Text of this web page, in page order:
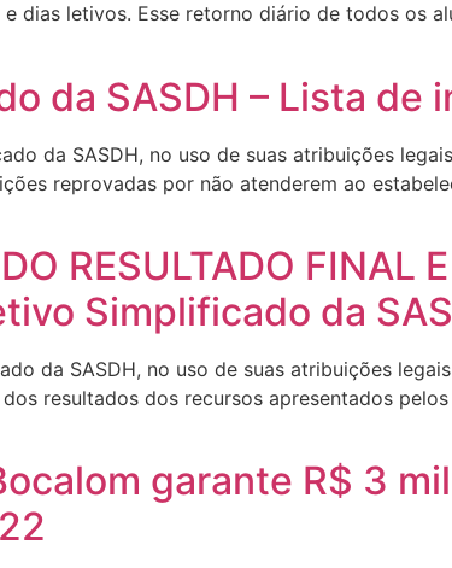
dias letivos. Esse retorno diário de todos os
da SASDH – Lista de
da SASDH, no uso de suas atribuições
reprovadas por não atenderem ao
RESULTADO FINAL
Simplificado da
da SASDH, no uso de suas atribuições
resultados dos recursos apresentados
garante R$ 3